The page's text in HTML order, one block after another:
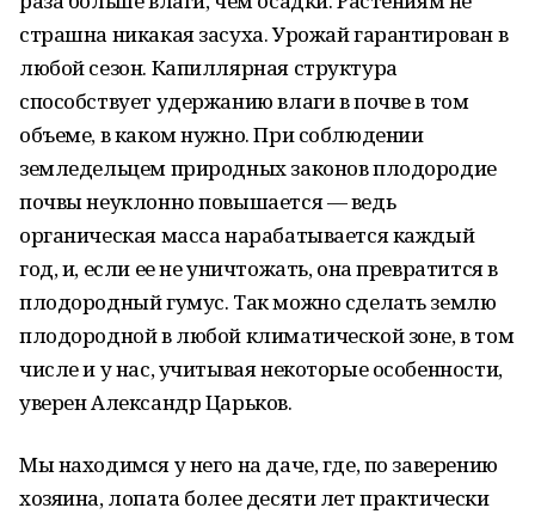
страшна никакая засуха. Урожай гарантирован в
любой сезон. Капиллярная структура
способствует удержанию влаги в почве в том
объеме, в каком нужно. При соблюдении
земледельцем природных законов плодородие
почвы неуклонно повышается — ведь
органическая масса нарабатывается каждый
год, и, если ее не уничтожать, она превратится в
плодородный гумус. Так можно сделать землю
плодородной в любой климатической зоне, в том
числе и у нас, учитывая некоторые особенности,
уверен Александр Царьков.
Мы находимся у него на даче, где, по заверению
хозяина, лопата более десяти лет практически